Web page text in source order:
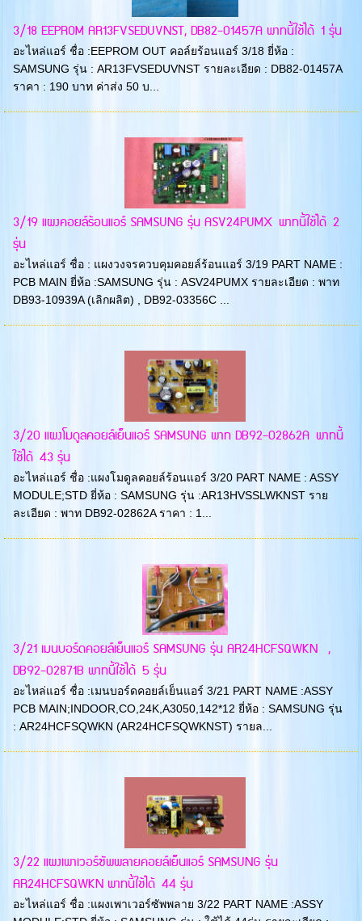
3/18 EEPROM AR13FVSEDUVNST, DB82-01457A พาทนี้ใช้ได้ 1 รุ่น
อะไหล่แอร์ ชื่อ :EEPROM OUT คอล์ยร้อนแอร์ 3/18 ยี่ห้อ :
SAMSUNG รุ่น : AR13FVSEDUVNST รายละเอียด : DB82-01457A
ราคา : 190 บาท ค่าส่ง 50 บ...
3/19 แผงคอยล์ร้อนแอร์ SAMSUNG รุ่น ASV24PUMX พาทนี้ใช้ได้ 2
รุ่น
อะไหล่แอร์ ชื่อ : แผงวงจรควบคุมคอยล์ร้อนแอร์ 3/19 PART NAME :
PCB MAIN ยี่ห้อ :SAMSUNG รุ่น : ASV24PUMX รายละเอียด : พาท
DB93-10939A (เลิกผลิต) , DB92-03356C ...
3/20 แผงโมดูลคอยล์เย็นแอร์ SAMSUNG พาท DB92-02862A พาทนี้
ใช้ได้ 43 รุ่น
อะไหล่แอร์ ชื่อ :แผงโมดูลคอยล์ร้อนแอร์ 3/20 PART NAME : ASSY
MODULE;STD ยี่ห้อ : SAMSUNG รุ่น :AR13HVSSLWKNST ราย
ละเอียด : พาท DB92-02862A ราคา : 1...
3/21 เมนบอร์ดคอยล์เย็นแอร์ SAMSUNG รุ่น AR24HCFSQWKN ,
DB92-02871B พาทนี้ใช้ได้ 5 รุ่น
อะไหล่แอร์ ชื่อ :เมนบอร์ดคอยล์เย็นแอร์ 3/21 PART NAME :ASSY
PCB MAIN;INDOOR,CO,24K,A3050,142*12 ยี่ห้อ : SAMSUNG รุ่น
: AR24HCFSQWKN (AR24HCFSQWKNST) รายล...
3/22 แผงเพาเวอร์ซัพพลายคอยล์เย็นแอร์ SAMSUNG รุ่น
AR24HCFSQWKN พาทนี้ใช้ได้ 44 รุ่น
อะไหล่แอร์ ชื่อ :แผงเพาเวอร์ซัพพลาย 3/22 PART NAME :ASSY